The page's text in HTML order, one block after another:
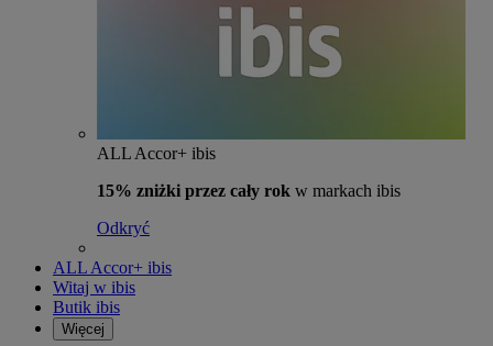
ALL Accor+ ibis
15% zniżki przez cały rok w markach ibis
Odkryć
ALL Accor+ ibis
Witaj w ibis
Butik ibis
Więcej